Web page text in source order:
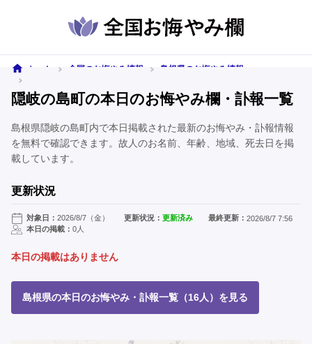
ホーム 全国のお悔やみ情報
島根県のお悔やみ情報
隠岐の島町の本日のお悔やみ欄・訃報一覧
島根県隠岐の島町内で本日掲載された最新のお悔やみ・訃報情報
を無料で確認できます。故人のお名前、年齢、地域、死去日を掲
載しています。
更新状況
対象日： 2026/8/7（金） 更新状況：更新済み 最終更新： 2026/8/7 7:56
本日の掲載： 0人
本日の掲載はありません
島根県の本日のお悔やみ・訃報一覧（16人）を見る